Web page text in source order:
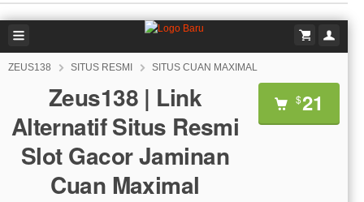
ZEUS138 SITUS RESMI SITUS CUAN MAXIMAL
Zeus138 | Link
Alternatif Situs Resmi
Slot Gacor Jaminan
Cuan Maximal
$21